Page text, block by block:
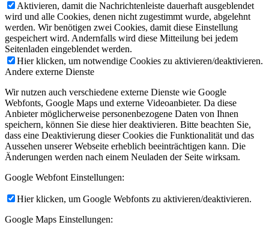
Aktivieren, damit die Nachrichtenleiste dauerhaft ausgeblendet
wird und alle Cookies, denen nicht zugestimmt wurde, abgelehnt
werden. Wir benötigen zwei Cookies, damit diese Einstellung
gespeichert wird. Andernfalls wird diese Mitteilung bei jedem
Seitenladen eingeblendet werden.
Hier klicken, um notwendige Cookies zu aktivieren/deaktivieren.
Andere externe Dienste
Wir nutzen auch verschiedene externe Dienste wie Google
Webfonts, Google Maps und externe Videoanbieter. Da diese
Anbieter möglicherweise personenbezogene Daten von Ihnen
speichern, können Sie diese hier deaktivieren. Bitte beachten Sie,
dass eine Deaktivierung dieser Cookies die Funktionalität und das
Aussehen unserer Webseite erheblich beeinträchtigen kann. Die
Änderungen werden nach einem Neuladen der Seite wirksam.
Google Webfont Einstellungen:
Hier klicken, um Google Webfonts zu aktivieren/deaktivieren.
Google Maps Einstellungen: